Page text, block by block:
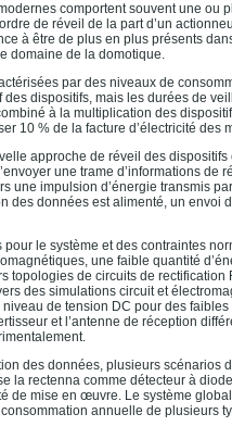
comportent souvent une ou
de réveil de la part d’un
à être de plus en plus présents
domaine de la domotique.
par des niveaux de
dispositifs, mais les durées de
à la multiplication des
10 % de la facture d’électricité des
approche de réveil des dispositifs
une trame d’informations de
une impulsion d’énergie transmis
des données est alimenté, un envoi
pour le système et des contraintes
une faible quantité
topologies de circuits de
des simulations circuit et
de tension DC pour des
et l’antenne de réception
des données, plusieurs scénarios
la rectenna comme détecteur à
de mise en œuvre. Le système
annuelle de plusieurs